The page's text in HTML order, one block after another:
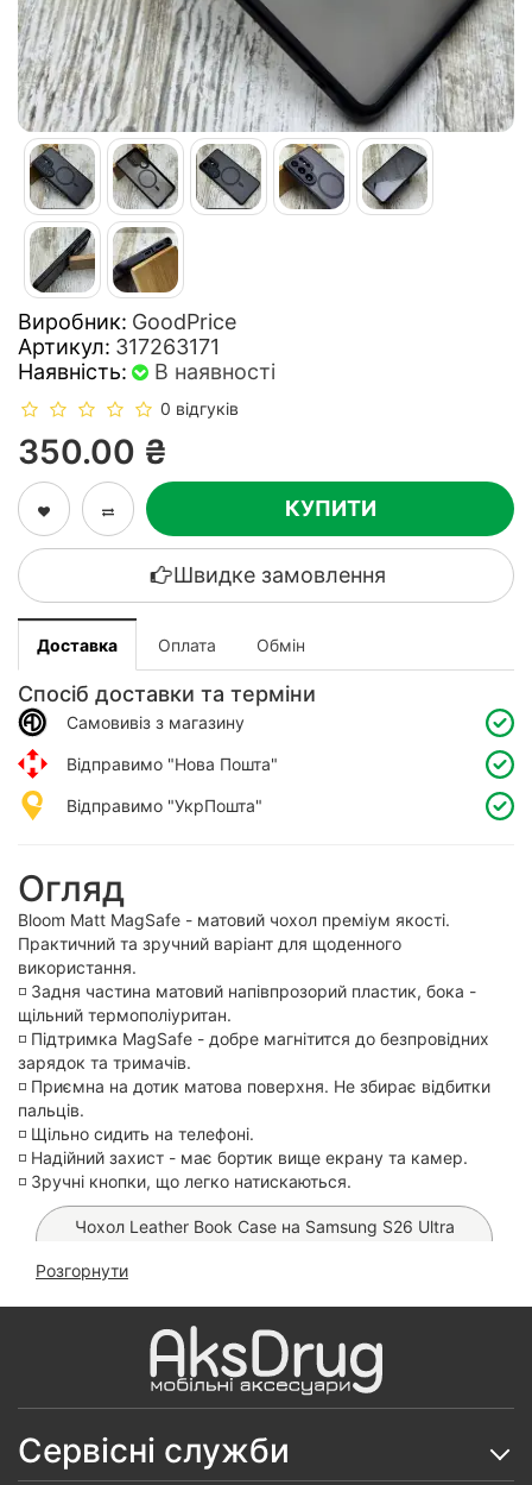
Виробник: GoodPrice
Артикул: 317263171
Наявність:
В наявності
0 відгуків
350.00 ₴
КУПИТИ
Швидке замовлення
Доставка Оплата Обмін
Спосіб доставки та терміни
Самовивіз з магазину
Відправимо "Нова Пошта"
Відправимо "УкрПошта"
Огляд
Bloom Matt MagSafe - матовий чохол преміум якості.
Практичний та зручний варіант для щоденного
використання.
◽️ Задня частина матовий напівпрозорий пластик, бока -
щільний термополіуритан.
◽️ Підтримка MagSafe - добре магнітится до безпровідних
зарядок та тримачів.
◽️ Приємна на дотик матова поверхня. Не збирає відбитки
пальців.
◽️ Щільно сидить на телефоні.
◽️ Надійний захист - має бортик вище екрану та камер.
◽️ Зручні кнопки, що легко натискаються.
Чохол Leather Book Case на Samsung S26 Ultra
Чохол Ravaka Rotate 360° Bracket MagSafe на
Samsung S26 Ultra
Чохол WAVE Gleam MagSafe на Samsung S26 Ultra
(Blue Stripes)
Розгорнути
Сервісні служби